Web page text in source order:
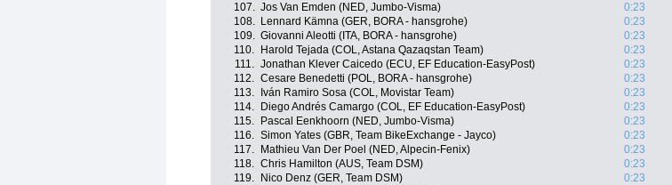
107. Jos Van Emden (NED, Jumbo-Visma)
0:23
108.
Lennard Kämna (GER, BORA - hansgrohe)
0:23
109. Giovanni Aleotti (ITA, BORA - hansgrohe)
0:23
110.
Harold Tejada (COL, Astana Qazaqstan Team)
0:23
111. Jonathan Klever Caicedo (ECU, EF Education-EasyPost)
0:23
112. Cesare Benedetti (POL, BORA - hansgrohe)
0:23
113.
Iván Ramiro Sosa (COL, Movistar Team)
0:23
114.
Diego Andrés Camargo (COL, EF Education-EasyPost)
0:23
115.
Pascal Eenkhoorn (NED, Jumbo-Visma)
0:23
116. Simon Yates (GBR, Team BikeExchange - Jayco)
0:23
117.
Mathieu Van Der Poel (NED, Alpecin-Fenix)
0:23
118. Chris Hamilton (AUS, Team DSM)
0:23
119.
Nico Denz (GER, Team DSM)
0:23